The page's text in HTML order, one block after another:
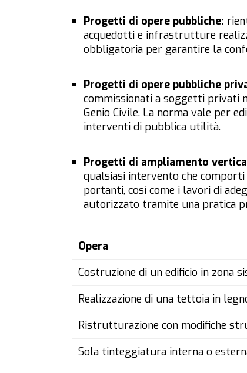
Progetti di opere pubbliche:
acquedotti e infrastrutture
obbligatoria per garantire la
Progetti di opere pubbliche
commissionati a soggetti privati
Genio Civile. La norma vale per
interventi di pubblica utilità.
Progetti di ampliamento
qualsiasi intervento che
portanti, così come i lavori di
autorizzato tramite una pratica
Opera
Costruzione di un edificio in zona
Realizzazione di una tettoia in
Ristrutturazione con modifiche
Sola tinteggiatura interna o